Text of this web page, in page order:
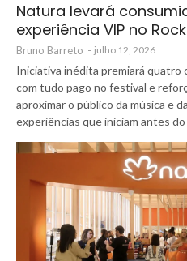
Natura levará
experiência VIP no
Bruno Barreto - julho 12, 2026
Iniciativa inédita premiará quatro
com tudo pago no festival e
aproximar o público da música e
experiências que iniciam antes